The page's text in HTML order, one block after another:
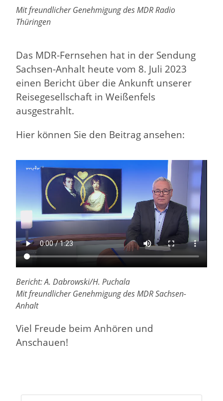
Mit freundlicher Genehmigung des MDR Radio
Thüringen
Das MDR-Fernsehen hat in der Sendung
Sachsen-Anhalt heute vom 8. Juli 2023
einen Bericht über die Ankunft unserer
Reisegesellschaft in Weißenfels
ausgestrahlt.
Hier können Sie den Beitrag ansehen:
Bericht: A. Dabrowski/H. Puchala
Mit freundlicher Genehmigung des MDR Sachsen-
Anhalt
Viel Freude beim Anhören und
Anschauen!